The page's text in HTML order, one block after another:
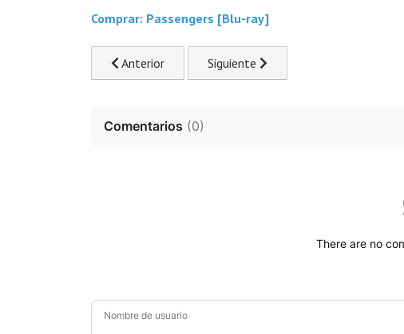
Comprar: Passengers [Blu-ray]
Previous article: La autopsia de Jane Doe. ¡Peliculón!
Anterior Next article: Explicación: La llegada
Siguiente
Comentarios (0)
There are no
Nombre de usuario